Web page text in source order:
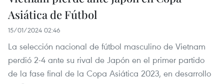
Asiática de Fútbol
15/01/2024 02:46
La selección nacional de fútbol masculino de Vietnam
perdió 2-4 ante su rival de Japón en el primer partido
de la fase final de la Copa Asiática 2023, en desarrollo